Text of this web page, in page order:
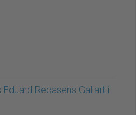
Recasens Gallart i